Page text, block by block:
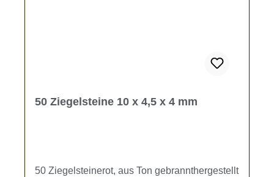
50 Ziegelsteine 10 x 4,5 x 4 mm
50 Ziegelsteinerot, aus Ton gebrannthergestellt